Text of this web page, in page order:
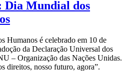
Dia Mundial dos
Humanos é celebrado em 10 de
da Declaração Universal dos
– Organização das Nações Unidas.
direitos, nosso futuro, agora”.